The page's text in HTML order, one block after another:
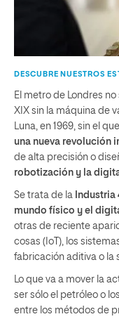
DESCUBRE NUESTROS
El metro de Londres
XIX sin la máquina de
Luna, en 1969, sin el
una nueva revolución
de alta precisión o
robotización y la
Se trata de la Industria
mundo físico y el
otras de reciente
cosas (IoT), los
fabricación aditiva o la
Lo que va a mover la
ser sólo el petróleo o
entre los métodos de